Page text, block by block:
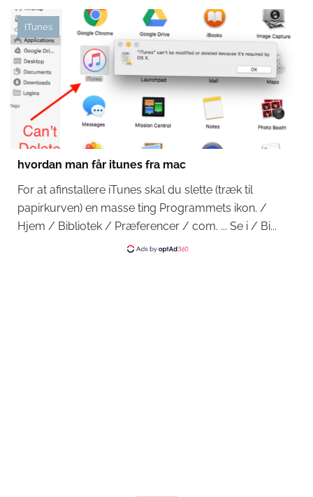
ITunes
hvordan man får itunes fra mac
For at afinstallere iTunes skal du slette (træk til
papirkurven) en masse ting Programmets ikon. /
Hjem / Bibliotek / Præferencer / com. ... Se i / Bi...